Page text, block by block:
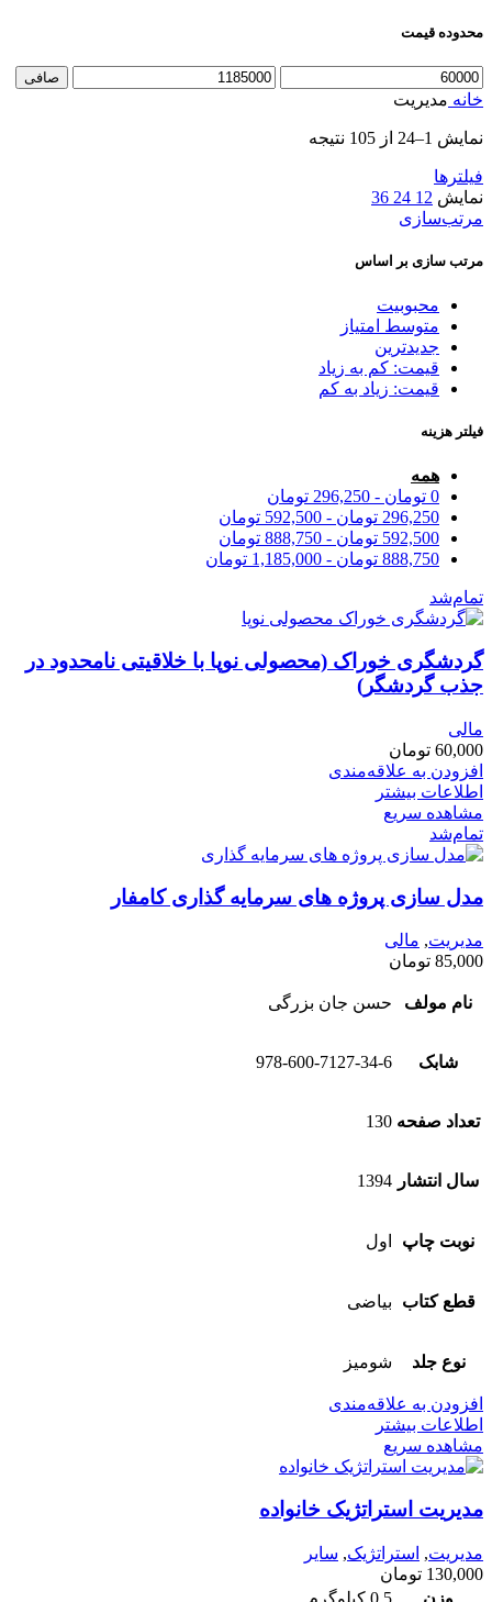
محدوده قیمت
حداقل
قیمت
حداكثر
صافی
خانه مدیریت
نمایش 1–24 از 105 نتیجه
فیلترها
نمایش 12
24
36
مرتب‌سازی
مرتب سازی بر اساس
محبوبیت
متوسط امتیاز
جدیدترین
قیمت: کم به زیاد
قیمت: زیاد به کم
فیلتر هزینه
همه
0 تومان -
296,250 تومان
296,250 تومان -
592,500 تومان
592,500 تومان -
888,750 تومان
888,750 تومان -
1,185,000 تومان
تمام‌شد
گردشگری خوراک (محصولی نوپا با خلاقیتی نامحدود در
جذب گردشگر)
مالی
60,000 تومان
افزودن به علاقه‌مندی
اطلاعات بیشتر
مشاهده سریع
تمام‌شد
مدل سازی پروژه های سرمایه گذاری کامفار
مدیریت, مالی
85,000 تومان
نام مولف حسن جان بزرگی
شابک 978-600-7127-34-6
تعداد صفحه 130
سال انتشار 1394
نوبت چاپ اول
قطع کتاب بیاضی
نوع جلد شومیز
افزودن به علاقه‌مندی
اطلاعات بیشتر
مشاهده سریع
مدیریت استراتژیک خانواده
مدیریت, استراتژیک, سایر
130,000 تومان
وزن
0.5 کیلوگرم